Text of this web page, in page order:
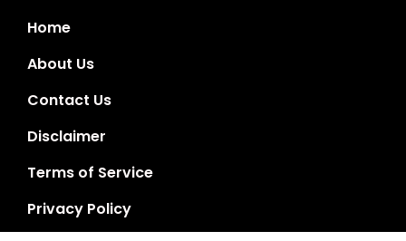
Home
About Us
Contact Us
Disclaimer
Terms of Service
Privacy Policy